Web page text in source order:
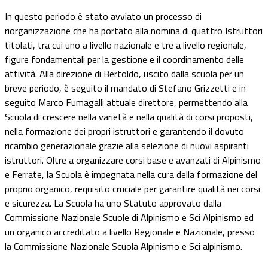
In questo periodo è stato avviato un processo di
riorganizzazione che ha portato alla nomina di quattro Istruttori
titolati, tra cui uno a livello nazionale e tre a livello regionale,
figure fondamentali per la gestione e il coordinamento delle
attività. Alla direzione di Bertoldo, uscito dalla scuola per un
breve periodo, è seguito il mandato di Stefano Grizzetti e in
seguito Marco Fumagalli attuale direttore, permettendo alla
Scuola di crescere nella varietà e nella qualità di corsi proposti,
nella formazione dei propri istruttori e garantendo il dovuto
ricambio generazionale grazie alla selezione di nuovi aspiranti
istruttori. Oltre a organizzare corsi base e avanzati di Alpinismo
e Ferrate, la Scuola è impegnata nella cura della formazione del
proprio organico, requisito cruciale per garantire qualità nei corsi
e sicurezza. La Scuola ha uno Statuto approvato dalla
Commissione Nazionale Scuole di Alpinismo e Sci Alpinismo ed
un organico accreditato a livello Regionale e Nazionale, presso
la Commissione Nazionale Scuola Alpinismo e Sci alpinismo.